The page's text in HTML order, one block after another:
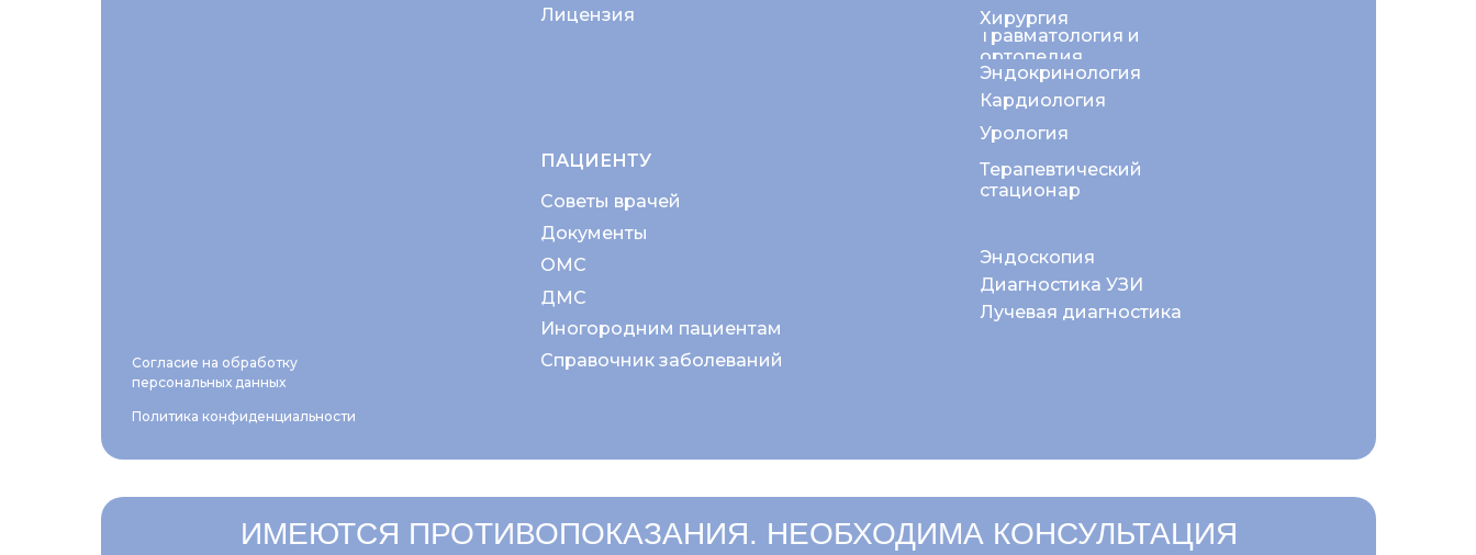
Политика конфиденциальности
Согласие на обработку
персональных данных
Лицензия
Хирургия
Диагностика УЗИ
Эндоскопия
Травматология и
ортопедия
Эндокринология
Терапевтический
стационар
Кардиология
Урология
Лучевая диагностика
ПАЦИЕНТУ
Советы врачей
ОМС
Документы
ДМС
Иногородним пациентам
Справочник заболеваний
ИМЕЮТСЯ ПРОТИВОПОКАЗАНИЯ. НЕОБХОДИМА КОНСУЛЬТАЦИЯ